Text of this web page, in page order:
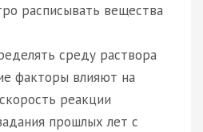
расписывать вещества
среду раствора
факторы влияют на
реакции
прошлых лет с